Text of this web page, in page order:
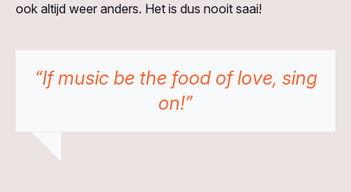
ook altijd weer anders. Het is dus nooit saai!
“If music be the food of love, sing
on!”